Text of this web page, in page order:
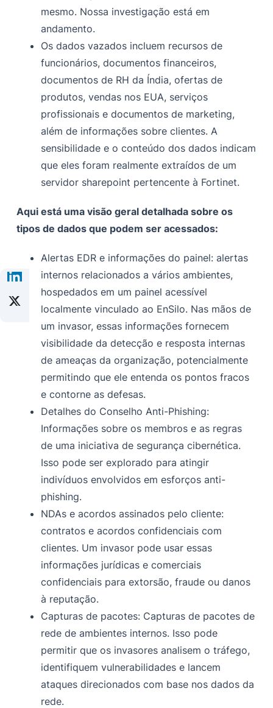
mesmo. Nossa investigação está em
andamento.
Os dados vazados incluem recursos de
funcionários, documentos financeiros,
documentos de RH da Índia, ofertas de
produtos, vendas nos EUA, serviços
profissionais e documentos de marketing,
além de informações sobre clientes. A
sensibilidade e o conteúdo dos dados indicam
que eles foram realmente extraídos de um
servidor sharepoint pertencente à Fortinet.
Aqui está uma visão geral detalhada sobre os
tipos de dados que podem ser acessados:
Alertas EDR e informações do painel: alertas
internos relacionados a vários ambientes,
hospedados em um painel acessível
localmente vinculado ao EnSilo. Nas mãos de
um invasor, essas informações fornecem
visibilidade da detecção e resposta internas
de ameaças da organização, potencialmente
permitindo que ele entenda os pontos fracos
e contorne as defesas.
Detalhes do Conselho Anti-Phishing:
Informações sobre os membros e as regras
de uma iniciativa de segurança cibernética.
Isso pode ser explorado para atingir
indivíduos envolvidos em esforços anti-
phishing.
NDAs e acordos assinados pelo cliente:
contratos e acordos confidenciais com
clientes. Um invasor pode usar essas
informações jurídicas e comerciais
confidenciais para extorsão, fraude ou danos
à reputação.
Capturas de pacotes: Capturas de pacotes de
rede de ambientes internos. Isso pode
permitir que os invasores analisem o tráfego,
identifiquem vulnerabilidades e lancem
ataques direcionados com base nos dados da
rede.